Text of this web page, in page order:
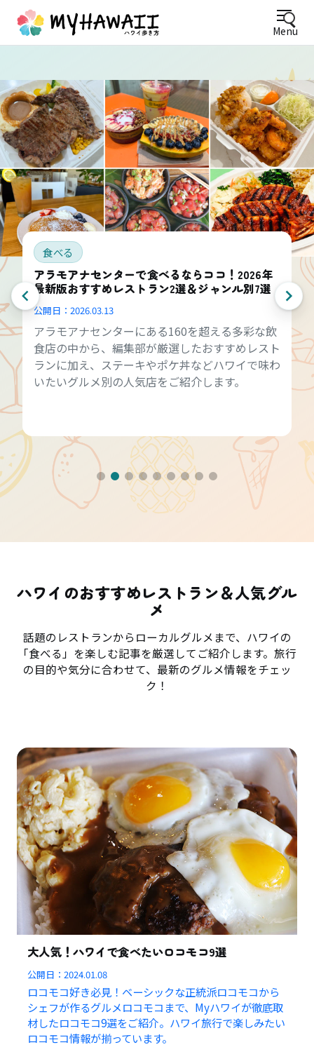
Menu
食べる
アラモアナセンターで食べるならココ！2026年
最新版おすすめレストラン2選＆ジャンル別7選
公開日： 2026.03.13
アラモアナセンターにある160を超える多彩な飲
食店の中から、編集部が厳選したおすすめレスト
ランに加え、ステーキやポケ丼などハワイで味わ
いたいグルメ別の人気店をご紹介します。
ハワイのおすすめレストラン＆人気グル
メ
話題のレストランからローカルグルメまで、ハワイの
「食べる」を楽しむ記事を厳選してご紹介します。旅行
の目的や気分に合わせて、最新のグルメ情報をチェッ
ク！
大人気！ハワイで食べたいロコモコ9選
公開日：2024.01.08
ロコモコ好き必見！ベーシックな正統派ロコモコから
シェフが作るグルメロコモコまで、Myハワイが徹底取
材したロコモコ9選をご紹介。ハワイ旅行で楽しみたい
ロコモコ情報が揃っています。